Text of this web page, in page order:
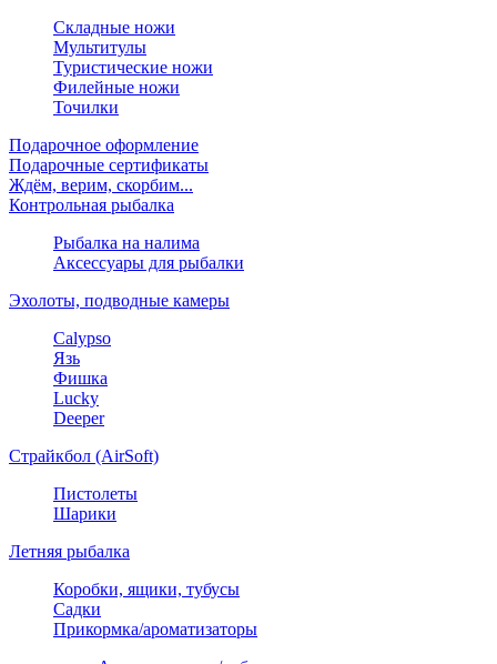
Складные ножи
Мультитулы
Туристические ножи
Филейные ножи
Точилки
Подарочное оформление
Подарочные сертификаты
Ждём, верим, скорбим...
Контрольная рыбалка
Рыбалка на налима
Аксессуары для рыбалки
Эхолоты, подводные камеры
Calypso
Язь
Фишка
Lucky
Deeper
Страйкбол (AirSoft)
Пистолеты
Шарики
Летняя рыбалка
Коробки, ящики, тубусы
Садки
Прикормка/ароматизаторы